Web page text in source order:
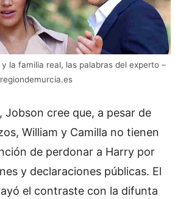
la familia real, las palabras del experto –
Jobson cree que, a pesar de
William y Camilla no tienen
de perdonar a Harry por
y declaraciones públicas. El
el contraste con la difunta